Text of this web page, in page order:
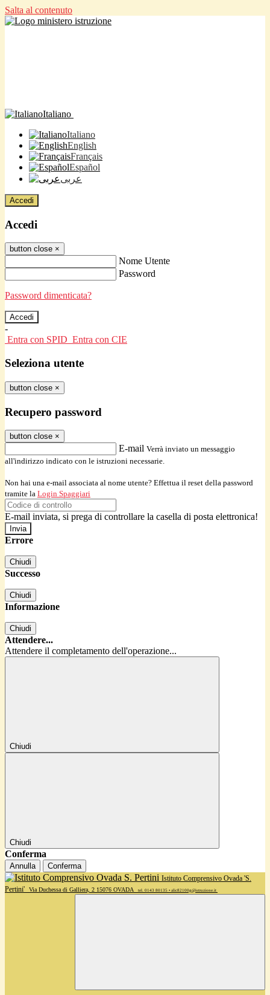
Salta al contenuto
Italiano
Italiano
English
Français
Español
عربى
Accedi
Accedi
button close ×
Nome Utente
Password
Password dimenticata?
-
Entra con SPID Entra con CIE
Seleziona utente
button close ×
Recupero password
button close ×
E-mail Verrà inviato un messaggio
all'indirizzo indicato con le istruzioni necessarie.
Non hai una e-mail associata al nome utente? Effettua il reset della password
tramite la Login Spaggiari
E-mail inviata, si prega di controllare la casella di posta elettronica!
Errore
Chiudi
Successo
Chiudi
Informazione
Chiudi
Attendere...
Attendere il completamento dell'operazione...
Chiudi
Chiudi
Conferma
Annulla Conferma
Istituto Comprensivo Ovada 'S.
Pertini'
Via Duchessa di Galliera, 2 15076 OVADA tel. 0143 80135 • alic82100g@istruzione.it